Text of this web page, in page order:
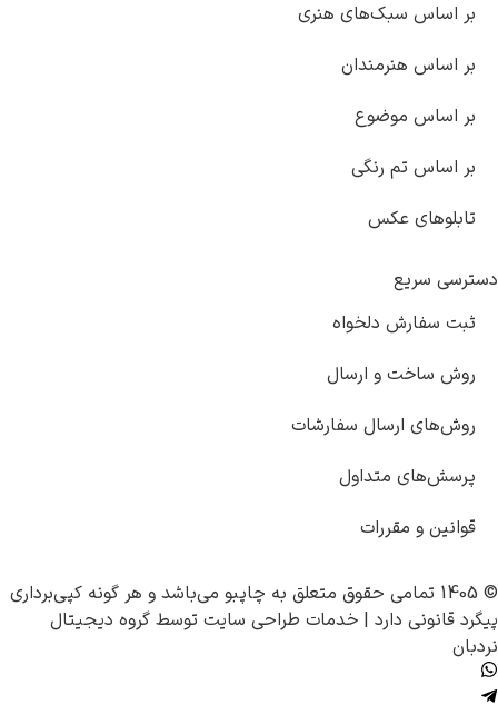
هنری
رنگی
عکس
دلخواه
و ارسال
سفارشات
متداول
چاپبومی‌باشد و هر گونه کپی‌برداری
دارد |خدمات طراحی سایتتوسطگروه دیجیتال